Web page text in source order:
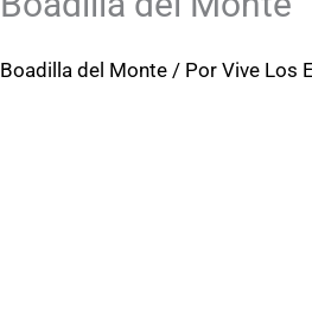
Boadilla del Monte / PorVive Los